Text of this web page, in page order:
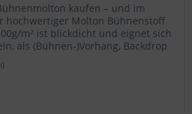
kaufen – und im
hochwertiger Molton Bühnenstoff
m² ist blickdicht und eignet sich
als (Bühnen-)Vorhang, Backdrop